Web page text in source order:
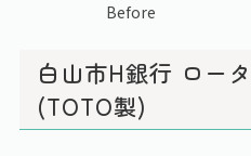
Before
白山市H銀行 ロー
(TOTO製)